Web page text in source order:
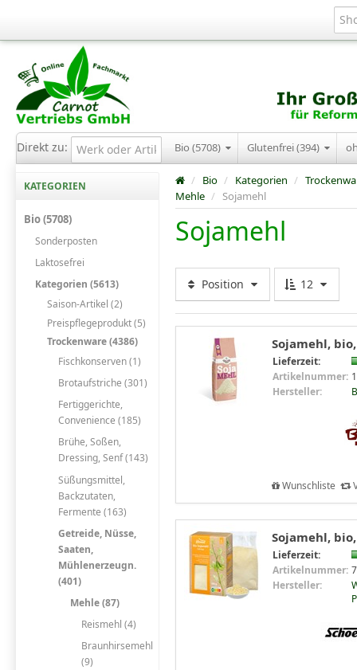
Direkt zu: Bio (5708) Glutenfrei (394)
KATEGORIEN
Bio (5708)
Sonderposten
Laktosefrei
Kategorien (5613)
Saison-Artikel (2)
Preispflegeprodukt (5)
Trockenware (4386)
Fischkonserven (1)
Brotaufstriche (301)
Fertiggerichte,
Convenience (185)
Brühe, Soßen,
Dressing, Senf (143)
Süßungsmittel,
Backzutaten,
Fermente (163)
Getreide, Nüsse,
Saaten,
Mühlenerzeugn.
(401)
Mehle (87)
Reismehl (4)
Braunhirsemehl
(9)
/ Bio / Kategorien /
Mehle / Sojamehl
Sojamehl
Position 12
Sojamehl,
Lieferzeit:
Artikelnummer:
Hersteller:
Wunschliste
Sojamehl,
Lieferzeit:
Artikelnummer:
Hersteller: